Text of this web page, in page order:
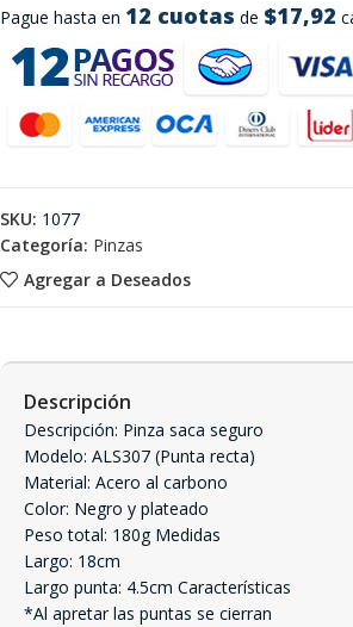
Pague hasta en 12 cuotas de $17,92
Agregar a Deseados
SKU: 1077
Categoría: Pinzas
Descripción
Descripción: Pinza saca seguro
Modelo: ALS307 (Punta recta)
Material: Acero al carbono
Color: Negro y plateado
Peso total: 180g Medidas
Largo: 18cm
Largo punta: 4.5cm Características
*Al apretar las puntas se cierran